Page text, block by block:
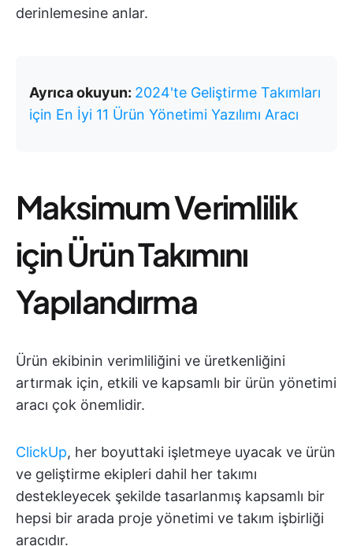
derinlemesine anlar.
Ayrıca okuyun: 2024'te Geliştirme Takımları
için En İyi 11 Ürün Yönetimi Yazılımı Aracı
Maksimum Verimlilik
için Ürün Takımını
Yapılandırma
Ürün ekibinin verimliliğini ve üretkenliğini
artırmak için, etkili ve kapsamlı bir ürün yönetimi
aracı çok önemlidir.
ClickUp, her boyuttaki işletmeye uyacak ve ürün
ve geliştirme ekipleri dahil her takımı
destekleyecek şekilde tasarlanmış kapsamlı bir
hepsi bir arada proje yönetimi ve takım işbirliği
aracıdır.